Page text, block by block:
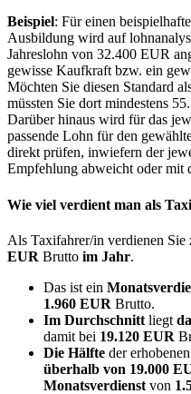
Beispiel: Für einen
Ausbildung wird auf
Jahreslohn von 32.400 EUR
gewisse Kaufkraft bzw. ein
Möchten Sie diesen Standard
müssten Sie dort mindestens
Darüber hinaus wird für das
passende Lohn für den
direkt prüfen, inwiefern der
Empfehlung abweicht oder mit
Wie viel verdient man als
Als Taxifahrer/in verdienen Sie
EUR Brutto im Jahr.
Das ist ein
1.960 EUR Brutto.
Im Durchschnitt liegt
damit bei 19.120 EUR
Die Hälfte der
überhalb von 19.000
Monatsverdienst von